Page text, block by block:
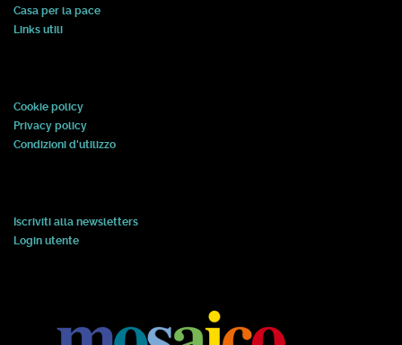
Casa per la pace
Links utili
Cookie policy
Privacy policy
Condizioni d'utilizzo
Iscriviti alla newsletters
Login utente